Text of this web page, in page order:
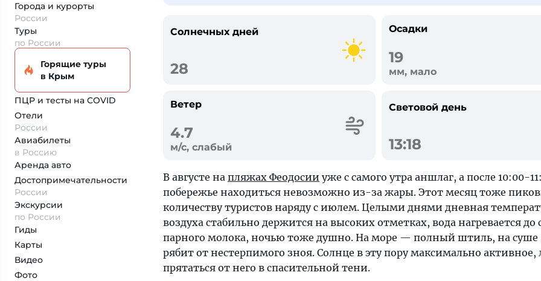
Города и курорты
России
Туры
по России
Горящие туры
в Крым
ПЦР и тесты на COVID
Отели
России
Авиабилеты
в Россию
Аренда авто
Достопримеча­тельности
России
Экскурсии
по России
Гиды
Карты
Видео
Фото
Солнечных дней
28
Осадки
19
мм, мало
Ветер
4.7
м/с, слабый
Световой день
13:18
В августе на пляжах Феодосии уже с самого утра аншлаг, а после 10:00-
побережье находиться невозможно из-за жары. Этот месяц тоже
количеству туристов наряду с июлем. Целыми днями дневная
воздуха стабильно держится на высоких отметках, вода нагревается до
парного молока, ночью тоже душно. На море — полный штиль, на суше
рябит от нестерпимого зноя. Солнце в эту пору максимально активное,
прятаться от него в спасительной тени.